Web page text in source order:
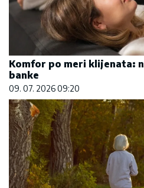
Komfor po meri klijenata:
banke
09. 07. 2026 09:20